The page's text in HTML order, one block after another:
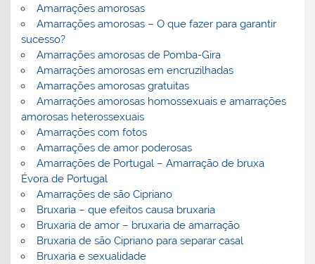
Amarrações amorosas
Amarrações amorosas – O que fazer para garantir
sucesso?
Amarrações amorosas de Pomba-Gira
Amarrações amorosas em encruzilhadas
Amarrações amorosas gratuitas
Amarrações amorosas homossexuais e amarrações
amorosas heterossexuais
Amarrações com fotos
Amarrações de amor poderosas
Amarrações de Portugal – Amarração de bruxa
Évora de Portugal
Amarrações de são Cipriano
Bruxaria – que efeitos causa bruxaria
Bruxaria de amor – bruxaria de amarração
Bruxaria de são Cipriano para separar casal
Bruxaria e sexualidade